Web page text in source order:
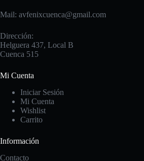
Mail: avfenixcuenca@gmail.com
Dirección:
Helguera 437, Local B
Cuenca 515
Mi Cuenta
Iniciar Sesión
Mi Cuenta
Wishlist
Carrito
Información
Contacto